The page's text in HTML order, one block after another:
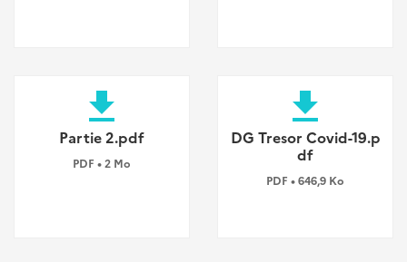
file_download
Partie 2.pdf
PDF • 2 Mo
file_download
DG Tresor Covid-19.p
df
PDF • 646,9 Ko